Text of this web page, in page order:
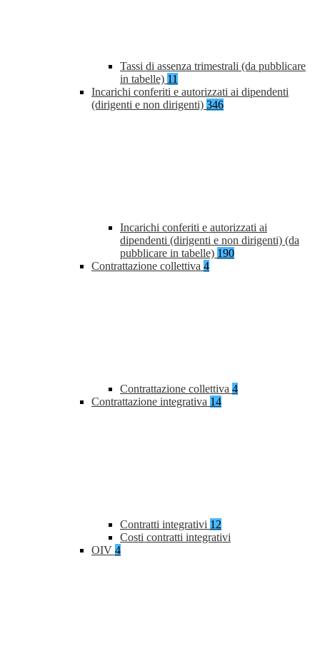
Tassi di assenza trimestrali (da pubblicare
in tabelle) 11
Incarichi conferiti e autorizzati ai dipendenti
(dirigenti e non dirigenti) 346
Incarichi conferiti e autorizzati ai
dipendenti (dirigenti e non dirigenti) (da
pubblicare in tabelle) 190
Contrattazione collettiva 4
Contrattazione collettiva 4
Contrattazione integrativa 14
Contratti integrativi 12
Costi contratti integrativi
OIV 4